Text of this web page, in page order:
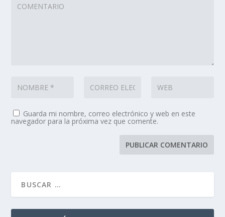
Guarda mi nombre, correo electrónico y web en este
navegador para la próxima vez que comente.